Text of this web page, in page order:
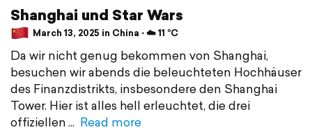
Shanghai und Star Wars
March 13, 2025 in China ⋅ ☁️ 11 °C
Da wir nicht genug bekommen von Shanghai,
besuchen wir abends die beleuchteten Hochhäuser
des Finanzdistrikts, insbesondere den Shanghai
Tower. Hier ist alles hell erleuchtet, die drei
offiziellen
Read more